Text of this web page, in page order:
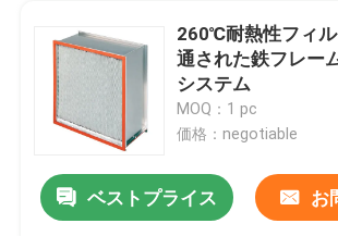
260℃耐熱性フィ
通された鉄フレー
システム
MOQ：1 pc
価格：negotiable
ベストプライス お